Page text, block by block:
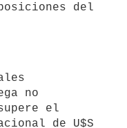
del
no
el
de U$S